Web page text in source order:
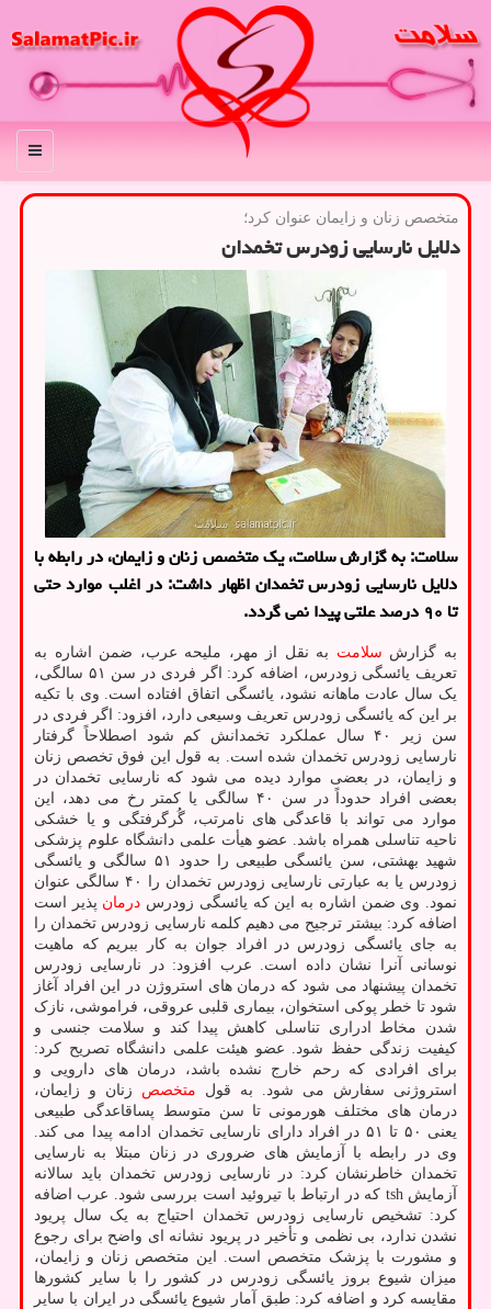
منو
متخصص زنان و زایمان عنوان كرد؛
دلایل نارسایی زودرس تخمدان
سلامت: به گزارش سلامت، یک متخصص زنان و زایمان، در رابطه با
دلایل نارسایی زودرس تخمدان اظهار داشت: در اغلب موارد حتی
تا ۹۰ درصد علتی پیدا نمی گردد.
به گزارش سلامت به نقل از مهر، ملیحه عرب، ضمن اشاره به
تعریف یائسگی زودرس، اضافه کرد: اگر فردی در سن ۵۱ سالگی،
یک سال عادت ماهانه نشود، یائسگی اتفاق افتاده است. وی با تکیه
بر این که یائسگی زودرس تعریف وسیعی دارد، افزود: اگر فردی در
سن زیر ۴۰ سال عملکرد تخمدانش کم شود اصطلاحاً گرفتار
نارسایی زودرس تخمدان شده است. به قول این فوق تخصص زنان
و زایمان، در بعضی موارد دیده می شود که نارسایی تخمدان در
بعضی افراد حدوداً در سن ۴۰ سالگی یا کمتر رخ می دهد، این
موارد می تواند با قاعدگی های نامرتب، گُرگرفتگی و یا خشکی
ناحیه تناسلی همراه باشد. عضو هیأت علمی دانشگاه علوم پزشکی
شهید بهشتی، سن یائسگی طبیعی را حدود ۵۱ سالگی و یائسگی
زودرس یا به عبارتی نارسایی زودرس تخمدان را ۴۰ سالگی عنوان
نمود. وی ضمن اشاره به این که یائسگی زودرس درمان پذیر است
اضافه کرد: بیشتر ترجیح می دهیم کلمه نارسایی زودرس تخمدان را
به جای یائسگی زودرس در افراد جوان به کار ببریم که ماهیت
نوسانی آنرا نشان داده است. عرب افزود: در نارسایی زودرس
تخمدان پیشنهاد می شود که درمان های استروژن در این افراد آغاز
شود تا خطر پوکی استخوان، بیماری قلبی عروقی، فراموشی، نازک
شدن مخاط ادراری تناسلی کاهش پیدا کند و سلامت جنسی و
کیفیت زندگی حفظ شود. عضو هیئت علمی دانشگاه تصریح کرد:
برای افرادی که رحم خارج نشده باشد، درمان های دارویی و
استروژنی سفارش می شود. به قول متخصص زنان و زایمان،
درمان های مختلف هورمونی تا سن متوسط پساقاعدگی طبیعی
یعنی ۵۰ تا ۵۱ در افراد دارای نارسایی تخمدان ادامه پیدا می کند.
وی در رابطه با آزمایش های ضروری در زنان مبتلا به نارسایی
تخمدان خاطرنشان کرد: در نارسایی زودرس تخمدان باید سالانه
آزمایش tsh که در ارتباط با تیروئید است بررسی شود. عرب اضافه
کرد: تشخیص نارسایی زودرس تخمدان احتیاج به یک سال پریود
نشدن ندارد، بی نظمی و تأخیر در پریود نشانه ای واضح برای رجوع
و مشورت با پزشک متخصص است. این متخصص زنان و زایمان،
میزان شیوع بروز یائسگی زودرس در کشور را با سایر کشورها
مقایسه کرد و اضافه کرد: طبق آمار شیوع یائسگی در ایران با سایر